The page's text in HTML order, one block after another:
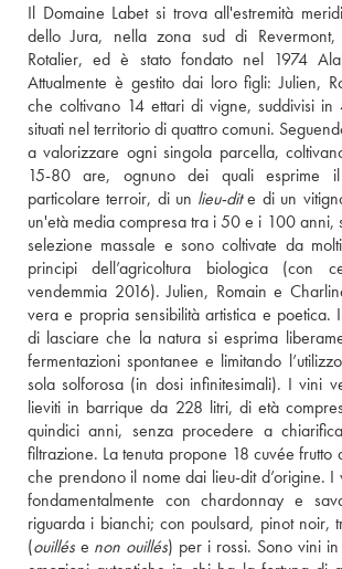
Il Domaine Labet si trova all'estremità
dello Jura, nella zona sud di
Rotalier, ed è stato fondato nel 1974
Attualmente è gestito dai loro figli: Julien,
che coltivano 14 ettari di vigne, suddivisi in
situati nel territorio di quattro comuni.
a valorizzare ogni singola parcella,
15-80 are, ognuno dei quali esprime
particolare terroir, di un lieu-dit e di un
un'età media compresa tra i 50 e i 100 anni,
selezione massale e sono coltivate da
principi dell’agricoltura biologica (con
vendemmia 2016). Julien, Romain e
vera e propria sensibilità artistica e poetica.
di lasciare che la natura si esprima
fermentazioni spontanee e limitando
sola solforosa (in dosi infinitesimali). I vini
lieviti in barrique da 228 litri, di età
quindici anni, senza procedere a
filtrazione. La tenuta propone 18 cuvée frutto
che prendono il nome dai lieu-dit d’origine. I
fondamentalmente con chardonnay e
riguarda i bianchi; con poulsard, pinot noir,
(ouillés e non ouillés) per i rossi. Sono vini